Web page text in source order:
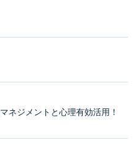
ネジメントと心理有効活用！